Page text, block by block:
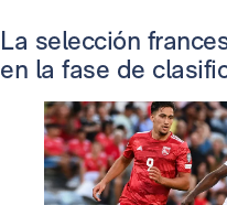
La selección
en la fase de